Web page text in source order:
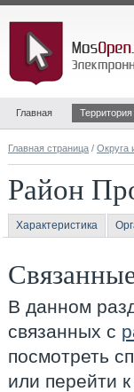
Главная Территория
Главная страница / Округа
Район
Характеристика
В данном
связанных с
посмотреть
или перейти